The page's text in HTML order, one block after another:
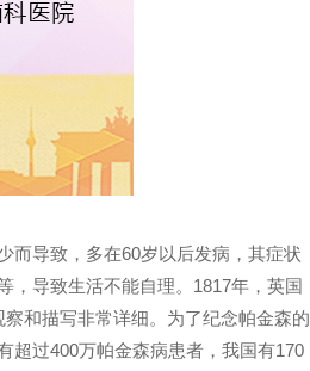
而导致，多在60岁以后发病，其症状
，导致生活不能自理。1817年，英国
和描写非常详细。为了纪念帕金森的
超过400万帕金森病患者，我国有170